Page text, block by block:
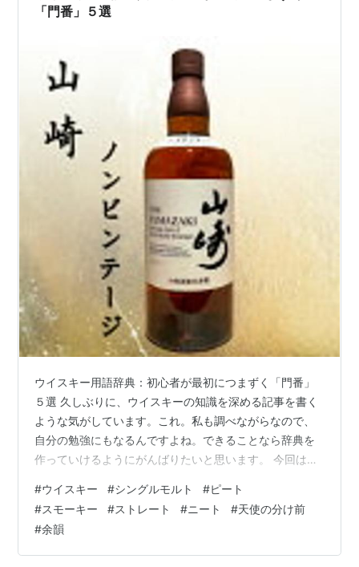
「門番」５選
ウイスキー用語辞典：初心者が最初につまずく「門番」
５選 久しぶりに、ウイスキーの知識を深める記事を書く
ような気がしています。これ。私も調べながらなので、
自分の勉強にもなるんですよね。できることなら辞典を
作っていけるようにがんばりたいと思います。 今回は、
れからウイスキーを勉強していく人向けの内容にしまし
た。 1. シングルモルト（Single Malt） ざっくり言うと：
「一つの蒸留所（工場）だけで作られた、個性の塊」 初
心者のつまずき：「シングル＝1つの樽？」と勘違いしや
#ウイスキー #シングルモルト #ピート
#スモーキー #ストレート #ニート #天使の分け前
#余韻